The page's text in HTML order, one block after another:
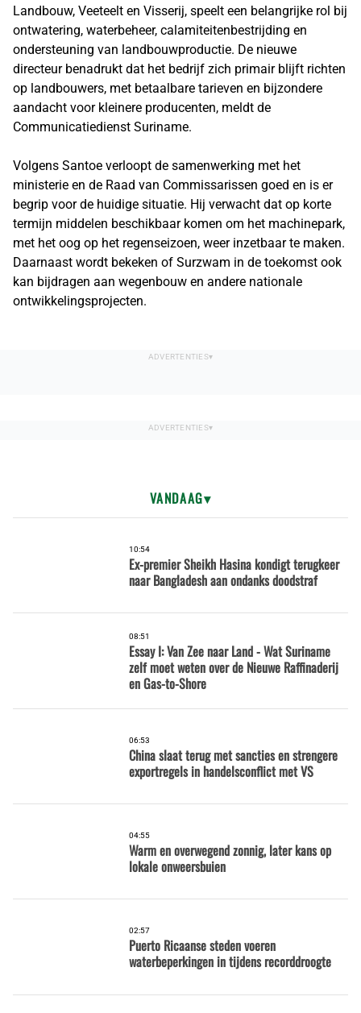
Landbouw, Veeteelt en Visserij, speelt een belangrijke rol bij
ontwatering, waterbeheer, calamiteitenbestrijding en
ondersteuning van landbouwproductie. De nieuwe
directeur benadrukt dat het bedrijf zich primair blijft richten
op landbouwers, met betaalbare tarieven en bijzondere
aandacht voor kleinere producenten, meldt de
Communicatiedienst Suriname.
Volgens Santoe verloopt de samenwerking met het
ministerie en de Raad van Commissarissen goed en is er
begrip voor de huidige situatie. Hij verwacht dat op korte
termijn middelen beschikbaar komen om het machinepark,
met het oog op het regenseizoen, weer inzetbaar te maken.
Daarnaast wordt bekeken of Surzwam in de toekomst ook
kan bijdragen aan wegenbouw en andere nationale
ontwikkelingsprojecten.
VANDAAG
10:54
Ex-premier Sheikh Hasina kondigt terugkeer
naar Bangladesh aan ondanks doodstraf
08:51
Essay I: Van Zee naar Land - Wat Suriname
zelf moet weten over de Nieuwe Raffinaderij
en Gas-to-Shore
06:53
China slaat terug met sancties en strengere
exportregels in handelsconflict met VS
04:55
Warm en overwegend zonnig, later kans op
lokale onweersbuien
02:57
Puerto Ricaanse steden voeren
waterbeperkingen in tijdens recorddroogte